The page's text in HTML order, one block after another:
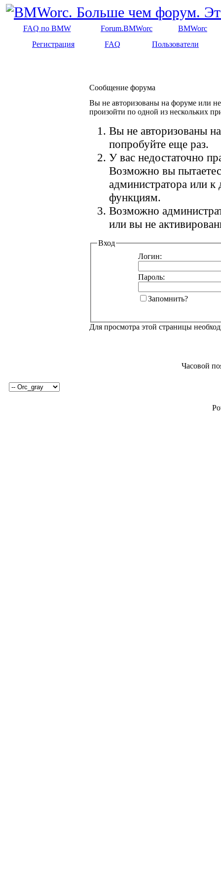
FAQ по BMW Forum.BMWorc
BMWorc
Регистрация
FAQ Пользователи
Сообщение форума
Вы не авторизованы на форуме или
произойти по одной из нескольких
Вы не авторизованы
попробуйте еще раз.
У вас недостаточно
Возможно вы
администратора или
функциям.
Возможно
или вы не
Вход
Логин:
Пароль:
Запомнить?
Для просмотра этой страницы
Часовой